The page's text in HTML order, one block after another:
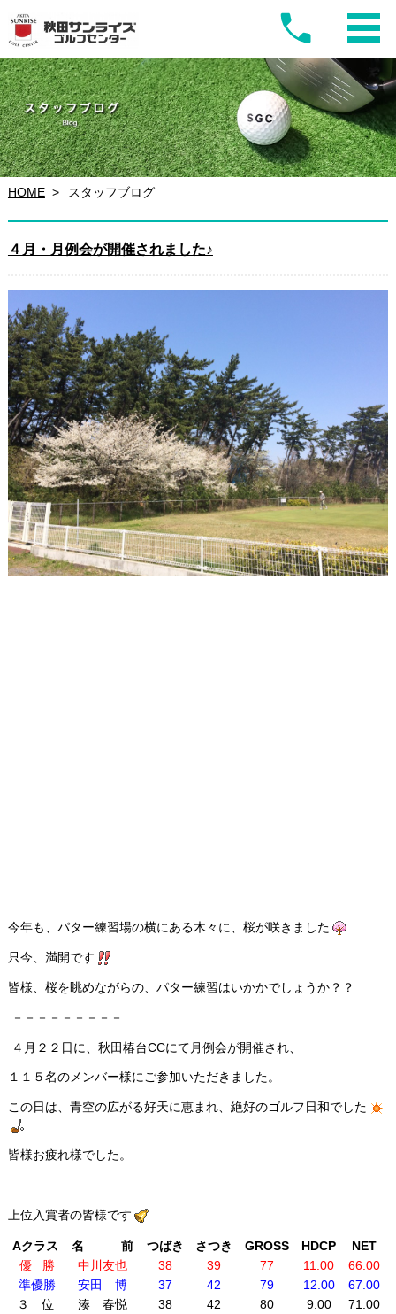
HOME スタッフブログ
４月・月例会が開催されました♪
今年も、パター練習場の横にある木々に、桜が咲きました
只今、満開です
皆様、桜を眺めながらの、パター練習はいかかでしょうか？？
－－－－－－－－－
４月２２日に、秋田椿台CCにて月例会が開催され、
１１５名のメンバー様にご参加いただきました。
この日は、青空の広がる好天に恵まれ、絶好のゴルフ日和でした
皆様お疲れ様でした。
上位入賞者の皆様です
Aクラス 名 前 つばき さつき GROSS HDCP
NET
優 勝
中川友也 38 39 77 11.00
66.00
準優勝
安田 博 37 42 79 12.00
67.00
３ 位
湊 春悦 38 42 80 9.00
71.00